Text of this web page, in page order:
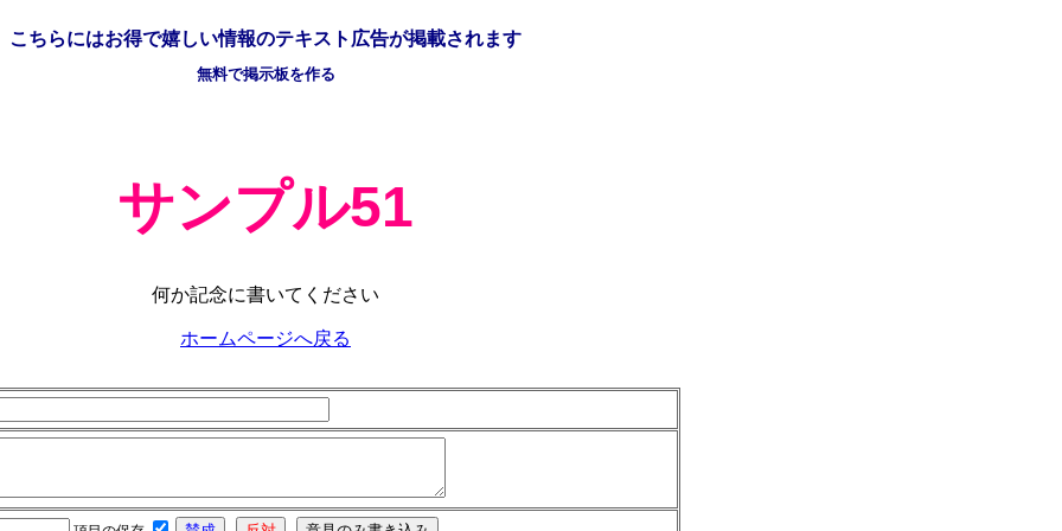
こちらにはお得で嬉しい情報のテキスト広告が掲載されます
無料で掲示板を作る
サンプル51
何か記念に書いてください
ホームページへ戻る